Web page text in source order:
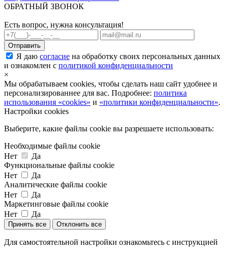
ОБРАТНЫЙ ЗВОНОК
Есть вопрос, нужна консультация!
Я даю согласие на обработку своих персональных данных
и ознакомлен с политикой конфиденциальности
×
Мы обрабатываем cookies, чтобы сделать наш сайт удобнее и
персонализированнее для вас. Подробнее: политика
использования «cookies» и «политики конфиденциальности».
Настройки cookies
Выберите, какие файлы cookie вы разрешаете использовать:
Необходимые файлы cookie
Нет
Да
Функциональные файлы cookie
Нет
Да
Аналитические файлы cookie
Нет
Да
Маркетинговые файлы cookie
Нет
Да
Принять все Отклонить все
Для самостоятельной настройки ознакомьтесь с инструкцией